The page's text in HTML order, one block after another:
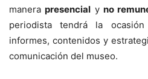
manerapresencial yno
periodista tendrá la
informes, contenidos y
comunicación del museo.